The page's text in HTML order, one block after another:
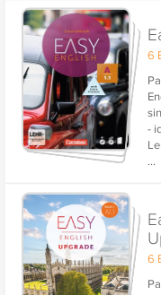
6
-
...
6